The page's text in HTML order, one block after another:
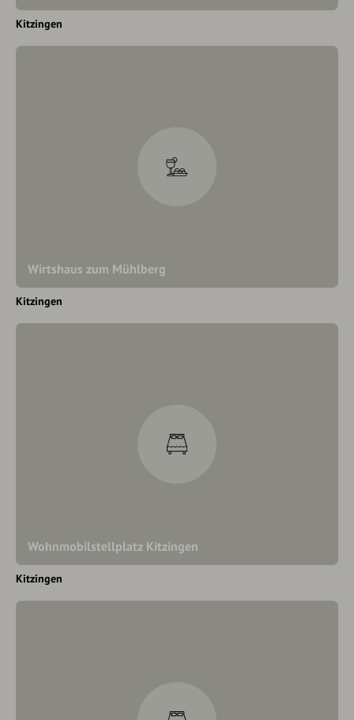
Kitzingen
Wirtshaus zum Mühlberg
Kitzingen
Wohnmobilstellplatz Kitzingen
Kitzingen